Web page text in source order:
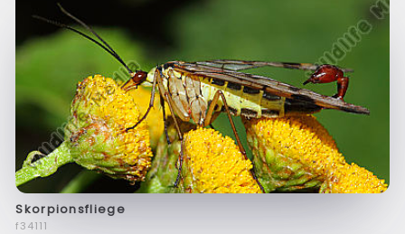
Skorpionsfliege
f34111